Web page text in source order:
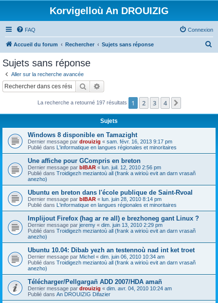
Korvigelloù An DROUIZIG
FAQ Connexion
Accueil du forum Rechercher Sujets sans réponse
c
Sujets sans réponse
Aller sur la recherche avancée
Rechercher
La recherche a retourné 197 résultats 1 2 3 4
Sujets
Windows 8 disponible en Tamazight
Dernier message par drouizig « sam. févr. 16, 2013 9:17 pm
Publié dans L'informatique en langues régionales et minoritaires
Une affiche pour GCompris en breton
Dernier message par bIBAR « lun. juil. 12, 2010 2:56 pm
Publié dans Troidigezh meziantoù all (frank a wirioù evit an darn vrasañ
anezho)
Ubuntu en breton dans l'école publique de Saint-Rvoal
Dernier message par bIBAR « lun. juin 28, 2010 8:14 pm
Publié dans L'informatique en langues régionales et minoritaires
Implijout Firefox (hag ar re all) e brezhoneg gant Linux ?
Dernier message par jeremy « dim. juin 13, 2010 2:29 pm
Publié dans Troidigezh meziantoù all (frank a wirioù evit an darn vrasañ
anezho)
Ubuntu 10.04: Dibab yezh an testennoù nad int ket troet
Dernier message par Michel « dim. juin 06, 2010 10:34 am
Publié dans Troidigezh meziantoù all (frank a wirioù evit an darn vrasañ
anezho)
Télécharger/Pellgargañ ADD 2007/HDA amañ
Dernier message par drouizig « dim. avr. 04, 2010 10:24 am
Publié dans An DROUIZIG Difazier